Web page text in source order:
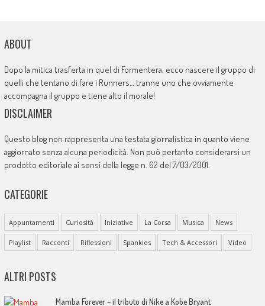
ABOUT
Dopo la mitica trasferta in quel di Formentera, ecco nascere il gruppo di
quelli che tentano di fare i Runners… tranne uno che ovviamente
accompagna il gruppo e tiene alto il morale!
DISCLAIMER
Questo blog non rappresenta una testata giornalistica in quanto viene
aggiornato senza alcuna periodicità. Non può pertanto considerarsi un
prodotto editoriale ai sensi della legge n. 62 del 7/03/2001.
CATEGORIE
Appuntamenti Curiosità Iniziative La Corsa Musica News
Playlist Racconti Riflessioni Spankies Tech & Accessori Video
ALTRI POSTS
Mamba Forever – il tributo di Nike a Kobe Bryant